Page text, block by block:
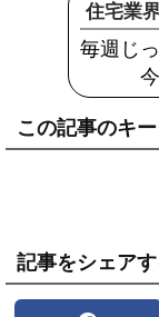
住宅業
毎週じ
この記事のキ
記事をシェア